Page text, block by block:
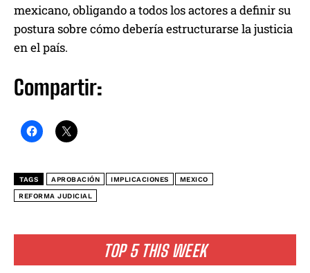
TOP 5 THIS WEEK
mexicano, obligando a todos los actores a definir su
postura sobre cómo debería estructurarse la justicia
en el país.
Compartir:
TAGS APROBACIÓN IMPLICACIONES MEXICO
REFORMA JUDICIAL